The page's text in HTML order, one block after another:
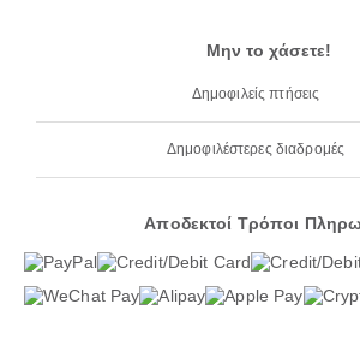
Μην το χάσετε!
Δημοφιλείς πτήσεις
Δημοφιλέστερες διαδρομές
Αποδεκτοί Τρόποι